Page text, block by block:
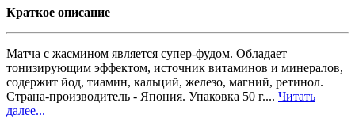
Краткое описание
Матча с жасмином является супер-фудом. Обладает
тонизирующим эффектом, источник витаминов и минералов,
содержит йод, тиамин, кальций, железо, магний, ретинол.
Страна-производитель - Япония. Упаковка 50 г.... Читать
далее...